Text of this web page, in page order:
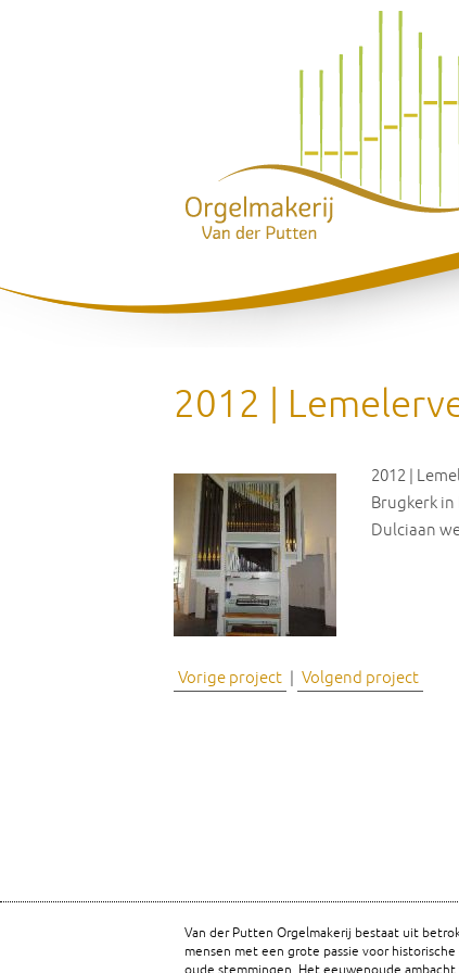
2012 |
2012 |
Brugkerk
Dulciaan
Vorige project | Volgend project
Van der Putten Orgelmakerij bestaat uit
mensen met een grote passie voor historische